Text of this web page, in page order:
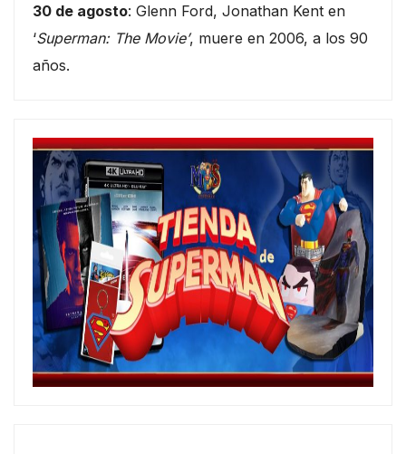
30 de agosto: Glenn Ford, Jonathan Kent en
‘Superman: The Movie’, muere en 2006, a los 90
años.